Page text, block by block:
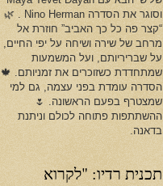
וסוגר את הסדרה Nino Herman . 🌿
“קצר פה כל כך האביב” חוזרת אל
מרחב של שירה ושיחה על יפי החיים,
על שבריריותם, ועל המשמעות
שמתחדדת כשזוכרים את זמניותם. 🍁
הסדרה עומדת בפני עצמה, גם למי
שמצטרף בפעם הראשונה. 🌷
ההשתתפות פתוחה לכולם וניתנת
בדאנה.
תכנית רדיו: "לקרוא